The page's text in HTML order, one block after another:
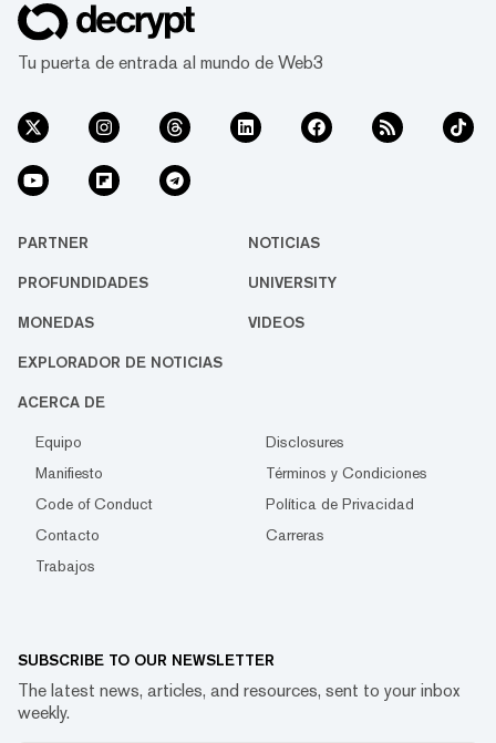
Tu puerta de entrada al mundo de Web3
PARTNER NOTICIAS
PROFUNDIDADES UNIVERSITY
MONEDAS VIDEOS
EXPLORADOR DE NOTICIAS
ACERCA DE
Equipo
Disclosures
Manifiesto
Términos y Condiciones
Code of Conduct
Política de Privacidad
Contacto
Carreras
Trabajos
SUBSCRIBE TO OUR NEWSLETTER
The latest news, articles, and resources, sent to your inbox
weekly.